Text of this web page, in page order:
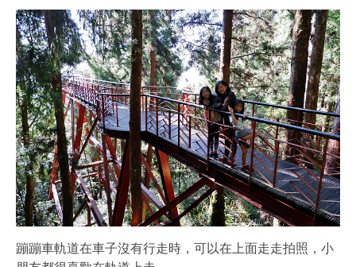
蹦蹦車軌道在車子沒有行走時，可以在上面走走拍照，小